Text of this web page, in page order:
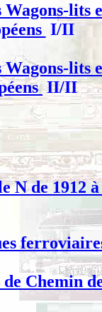
lits
I/II
lits
II/II
N de 1912
de Chemin